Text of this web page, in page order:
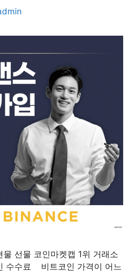
물 선물 코인마켓캡 1위 거래소
수수료 ​ 비트코인 가격이 어느